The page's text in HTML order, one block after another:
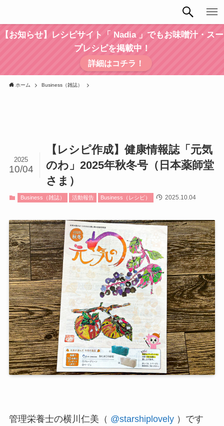
【お知らせ】レシピサイト「 Nadia 」でもお味噌汁・スー
プレシピを掲載中！
詳細はコチラ！
ホーム Business（雑誌）
【レシピ作成】健康情報誌「元気
のわ」2025年秋冬号（日本薬師堂
さま）
2025
10/04
Business（雑誌） 活動報告 Business（レシピ） 2025.10.04
管理栄養士の横川仁美（ @starshiplovely）です